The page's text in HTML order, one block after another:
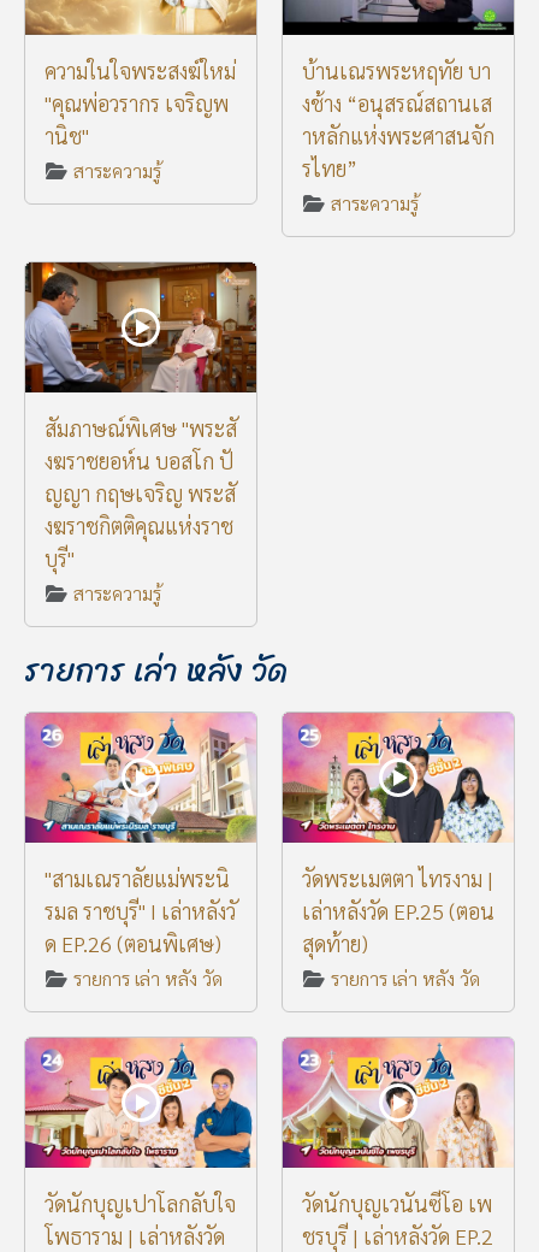
ความในใจพระสงฆ์ใหม่
"คุณพ่อวรากร เจริญพ
านิช"
สาระความรู้
บ้านเณรพระหฤทัย บา
งช้าง “อนุสรณ์สถานเส
าหลักแห่งพระศาสนจัก
รไทย”
สาระความรู้
สัมภาษณ์พิเศษ "พระสั
งฆราชยอห์น บอสโก ปั
ญญา กฤษเจริญ พระสั
งฆราชกิตติคุณแห่งราช
บุรี"
สาระความรู้
รายการ เล่า หลัง วัด
"สามเณราลัยแม่พระนิ
รมล ราชบุรี" I เล่าหลังวั
ด EP.26 (ตอนพิเศษ)
รายการ เล่า หลัง วัด
วัดพระเมตตา ไทรงาม |
เล่าหลังวัด EP.25 (ตอน
สุดท้าย)
รายการ เล่า หลัง วัด
วัดนักบุญเปาโลกลับใจ
โพธาราม | เล่าหลังวัด
วัดนักบุญเวนันซีโอ เพ
ชรบุรี | เล่าหลังวัด EP.2